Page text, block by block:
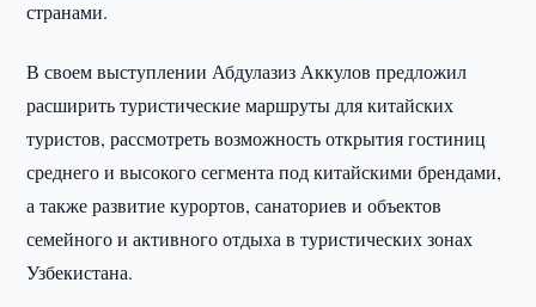
странами.
В своем выступлении Абдулазиз Аккулов предложил
расширить туристические маршруты для китайских
туристов, рассмотреть возможность открытия гостиниц
среднего и высокого сегмента под китайскими брендами,
а также развитие курортов, санаториев и объектов
семейного и активного отдыха в туристических зонах
Узбекистана.